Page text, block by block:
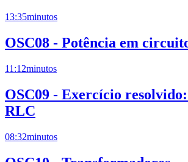
13:35minutos
OSC08 - Potência em
11:12minutos
OSC09 - Exercício
RLC
08:32minutos